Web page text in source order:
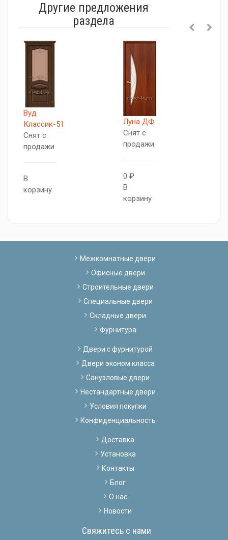
Другие предложения
раздела
Вуд
Классик-51
Снят с
продажи
В
корзину
Луна ДФ
Снят с
продажи
0 ₽
В
корзину
Межкомнатные двери
Офисные двери
Строительные двери
Специальные двери
Складные двери
Фурнитура
Двери с фурнитурой
Двери эконом класса
Санузловые двери
Нестандартные двери
Условия покупки
Конфиденциальность
Доставка
Установка
Контакты
Блог
О нас
Новости
Свяжитесь с нами